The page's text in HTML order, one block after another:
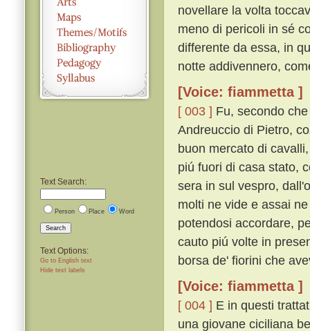
Text Search:
Person Place Word
Search
Text Options:
Go to English text
Hide text labels
novellare la volta
meno di pericoli in sé
differente da essa, in
notte addivennero,
[Voice: fiammetta ]
[ 003 ] Fu, secondo
Andreuccio di Pietro,
buon mercato di
piú fuori di casa stato,
sera in sul vespro,
molti ne vide e assai
potendosi accordare,
cauto piú volte in
borsa de' fiorini che
[Voice: fiammetta ]
[ 004 ] E in questi
una giovane ciciliana